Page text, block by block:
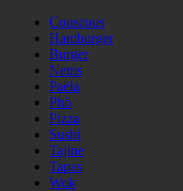
Couscous
Hamburger
Burger
Nems
Paëla
Phö
Pizza
Sushi
Tajine
Tapas
Wok